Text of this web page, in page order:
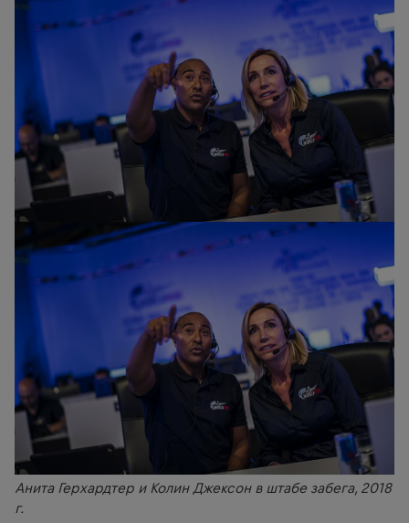
Анита Герхардтер и Колин Джексон в штабе забега, 2018
г.